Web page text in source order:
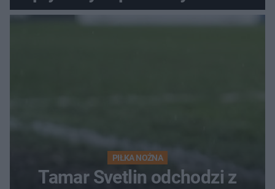
finałów
PIŁKA NOŻNA
Tamar Svetlin odchodzi z